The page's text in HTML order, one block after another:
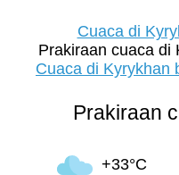
Cuaca di
Prakiraan cuaca di
Cuaca di Kyrykhan
Prakiraan
+33°C